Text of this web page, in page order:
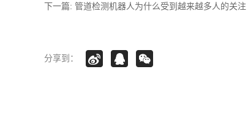
下一篇: 管道检测机器人为什么受到越来越多人的关注
分享到：